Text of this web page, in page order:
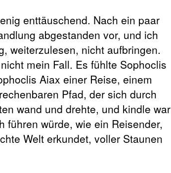
enttäuschend. Nach ein paar
abgestanden vor, und ich
weiterzulesen, nicht aufbringen.
mein Fall. Es fühlte Sophoclis
Aiax einer Reise, einem
Pfad, der sich durch
wand und drehte, und kindle war
führen würde, wie ein Reisender,
Welt erkundet, voller Staunen